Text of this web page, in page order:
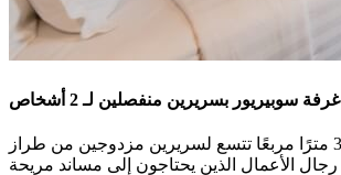
غرفة سوبيريور بسريرين منفصلين لـ 2 أشخاص
غرفة بمساحة 31 مترًا مربعًا تتسع لسريرين مزدوجين من طراز King Koil ووسائل راحة متميزة في الغرفة مُجهزة